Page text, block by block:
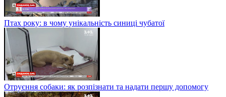
Птах року: в чому унікальність синиці чубатої
Отруєння собаки: як розпізнати та надати першу допомогу